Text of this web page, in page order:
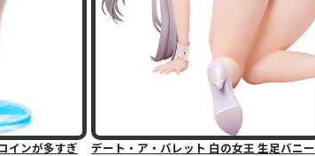
インが多すぎ
デート・ア・バレット 白の女王 生足バニー